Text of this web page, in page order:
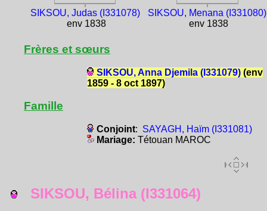
SIKSOU, Judas (I331078)
env 1838
SIKSOU, Menana (I331080)
env 1838
Frères et sœurs
SIKSOU, Anna Djemila (I331079)(env
1859 - 8 oct 1897)
Famille
Conjoint: SAYAGH, Haïm (I331081)
Mariage: Tétouan MAROC
SIKSOU, Bélina (I331064)